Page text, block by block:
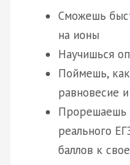
Сможешь
на ионы
Научишься
Поймешь,
равновесие
Прорешаешь
реального
баллов к